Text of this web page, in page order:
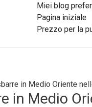
Miei blog
Pagina iniziale
Prezzo per la
in Medio Oriente
in Medio